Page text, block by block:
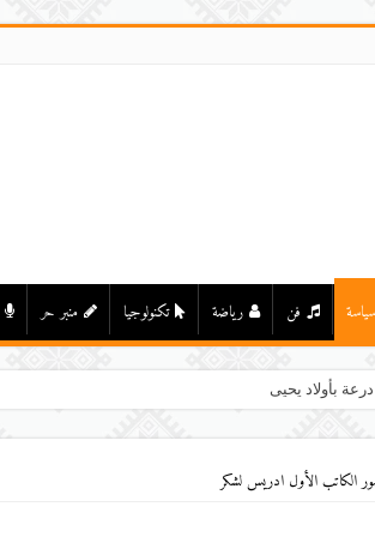
سياسة فن رياضة تكنولوجيا منبر حر
بأولاد يحيى لكراير
الكاتب الأول ادريس لشكر